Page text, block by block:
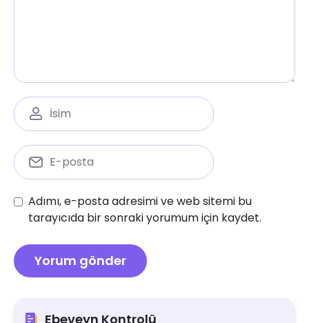
Adımı, e-posta adresimi ve web sitemi bu
tarayıcıda bir sonraki yorumum için kaydet.
Ebeveyn Kontrolü